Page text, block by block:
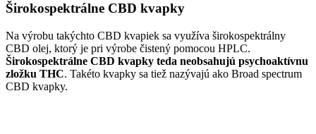
Širokospektrálne CBD kvapky
Na výrobu takýchto CBD kvapiek sa využíva širokospektrálny
CBD olej, ktorý je pri výrobe čistený pomocou HPLC.
Širokospektrálne CBD kvapky teda neobsahujú psychoaktívnu
zložku THC. Takéto kvapky sa tiež nazývajú ako Broad spectrum
CBD kvapky.